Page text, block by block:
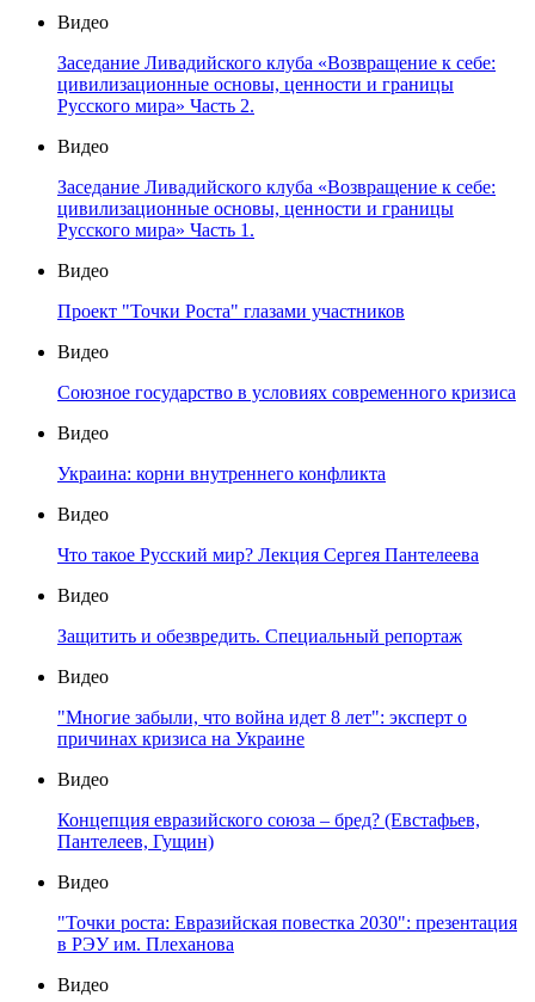
Видео
Заседание Ливадийского клуба «Возвращение к себе:
цивилизационные основы, ценности и границы
Русского мира» Часть 2.
Видео
Заседание Ливадийского клуба «Возвращение к себе:
цивилизационные основы, ценности и границы
Русского мира» Часть 1.
Видео
Проект "Точки Роста" глазами участников
Видео
Союзное государство в условиях современного кризиса
Видео
Украина: корни внутреннего конфликта
Видео
Что такое Русский мир? Лекция Сергея Пантелеева
Видео
Защитить и обезвредить. Специальный репортаж
Видео
"Многие забыли, что война идет 8 лет": эксперт о
причинах кризиса на Украине
Видео
Концепция евразийского союза – бред? (Евстафьев,
Пантелеев, Гущин)
Видео
"Точки роста: Евразийская повестка 2030": презентация
в РЭУ им. Плеханова
Видео